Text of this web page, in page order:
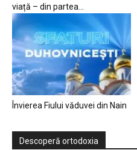
viață – din partea...
Învierea Fiului văduvei din Nain
Descoperă ortodoxia